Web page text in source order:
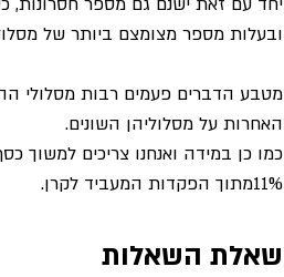
ובעלות מספר מצומצם ביותר של
מטבע הדברים פעמים רבות מסלולי
האחרות על מסלוליהן השונים.
כמו כן במידה ואנחנו צריכים
11%מתוך הפקדות המעביד לקרן.
שאלת השאלות